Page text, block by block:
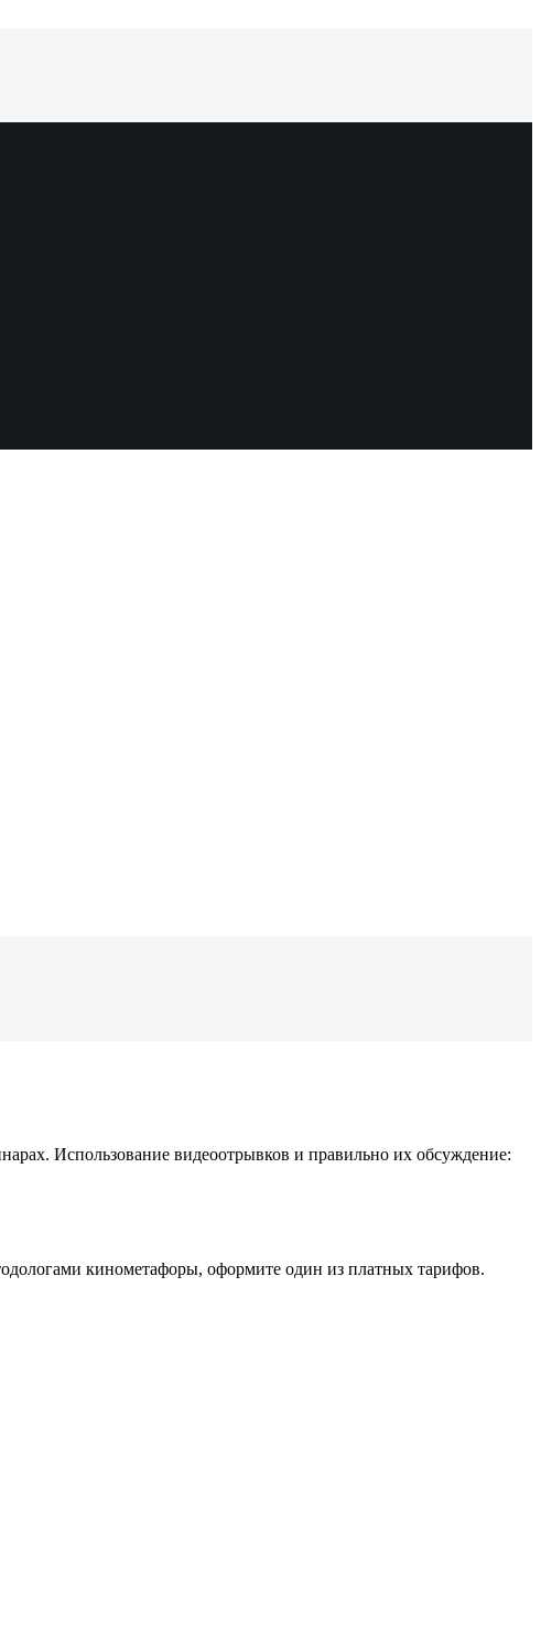
Использование видеоотрывков и правильно их обсуждение:
кинометафоры, оформите один из платных тарифов.